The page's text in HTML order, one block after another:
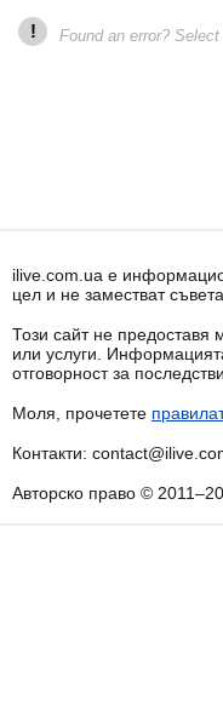
! Found an error?
ilive.com.ua е
цел и не заместват
Този сайт не предоставя
или услуги.
отговорност за
Моля, прочетете
Контакти:
Авторско право ©